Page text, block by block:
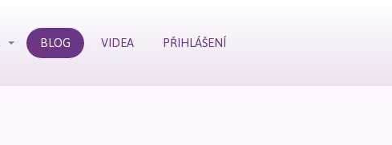
BLOG VIDEA PŘIHLÁŠENÍ